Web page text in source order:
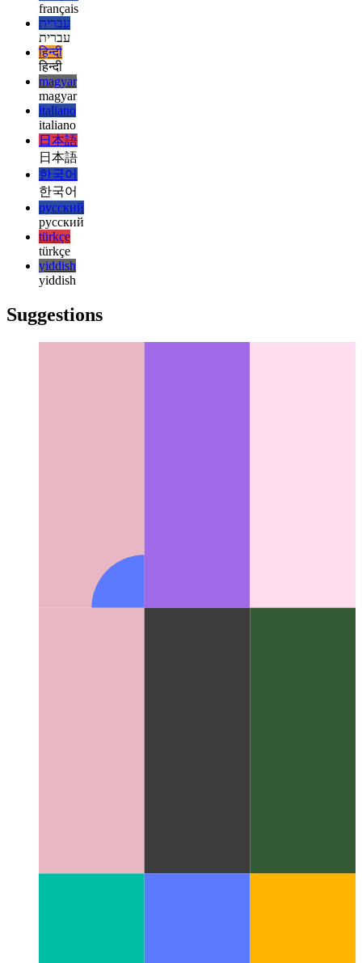
español
español
français
français
עברית
עברית
हिन्दी
हिन्दी
magyar
magyar
italiano
italiano
日本語
日本語
한국어
한국어
русский
русский
türkçe
türkçe
yiddish
yiddish